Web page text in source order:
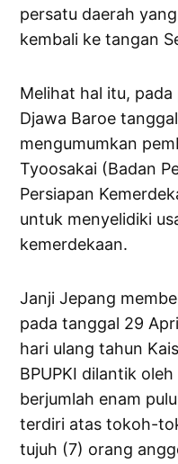
persatu daerah
kembali ke tangan
Melihat hal itu,
Djawa Baroe
mengumumkan
Tyoosakai (Badan
Persiapan
untuk menyelidiki
kemerdekaan.
Janji Jepang
pada tanggal 29
hari ulang tahun
BPUPKI dilantik
berjumlah enam
terdiri atas tokoh-
tujuh (7) orang